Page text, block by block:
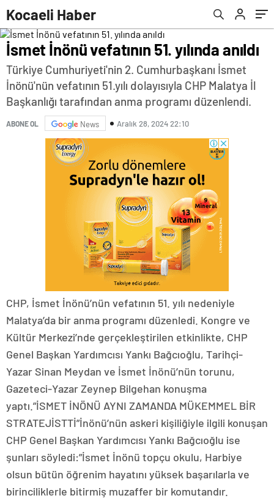
Kocaeli Haber
İsmet İnönü vefatının 51. yılında anıldı
Türkiye Cumhuriyeti'nin 2. Cumhurbaşkanı İsmet
İnönü'nün vefatının 51.yılı dolayısıyla CHP Malatya İl
Başkanlığı tarafından anma programı düzenlendi.
ABONE OL News Aralık 28, 2024 22:10
CHP, İsmet İnönü’nün vefatının 51. yılı nedeniyle
Malatya’da bir anma programı düzenledi. Kongre ve
Kültür Merkezi’nde gerçekleştirilen etkinlikte, CHP
Genel Başkan Yardımcısı Yankı Bağcıoğlu, Tarihçi-
Yazar Sinan Meydan ve İsmet İnönü’nün torunu,
Gazeteci-Yazar Zeynep Bilgehan konuşma
yaptı.”İSMET İNÖNÜ AYNI ZAMANDA MÜKEMMEL BİR
STRATEJİSTTİ”İnönü’nün askeri kişiliğiyle ilgili konuşan
CHP Genel Başkan Yardımcısı Yankı Bağcıoğlu ise
şunları söyledi:”İsmet İnönü topçu okulu, Harbiye
olsun bütün öğrenim hayatını yüksek başarılarla ve
birinciliklerle bitirmiş muzaffer bir komutandır.